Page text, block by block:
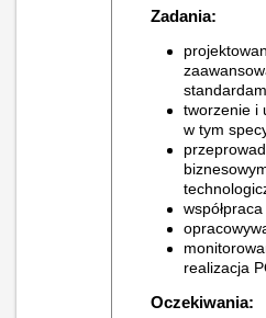
Zadania:
tworzenie i
w tym
realizacja
Oczekiwania: